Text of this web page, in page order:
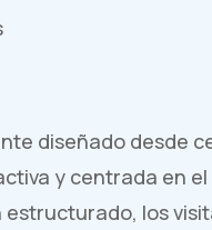
diseñado desde
y centrada en
los